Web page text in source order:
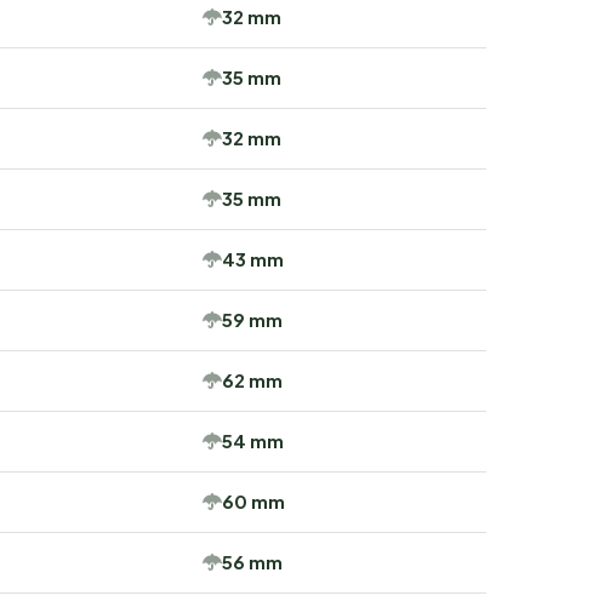
32 mm
35 mm
32 mm
35 mm
43 mm
59 mm
62 mm
54 mm
60 mm
56 mm